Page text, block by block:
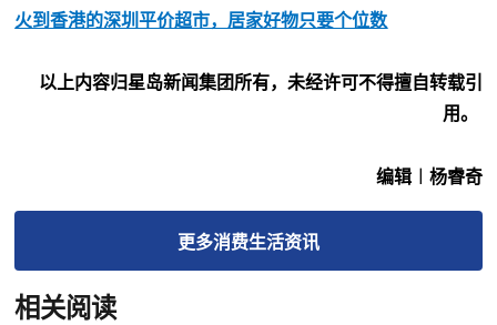
火到香港的深圳平价超市，居家好物只要个位数
以上内容归星岛新闻集团所有，未经许可不得擅自转载引
用。
编辑︱杨睿奇
更多消费生活资讯
相关阅读